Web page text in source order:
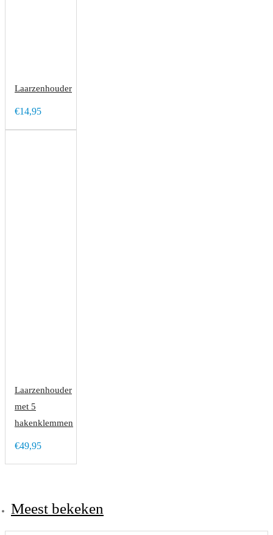
Laarzenhouder
€14,95
Laarzenhouder
met 5
hakenklemmen
€49,95
Meest bekeken